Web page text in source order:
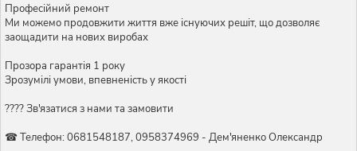
Професійний ремонт
Ми можемо продовжити життя вже існуючих решіт, що дозволяє
заощадити на нових виробах
Прозора гарантія 1 року
Зрозумілі умови, впевненість у якості
???? Зв'язатися з нами та замовити
☎ Телефон: 0681548187, 0958374969 - Дем'яненко Олександр